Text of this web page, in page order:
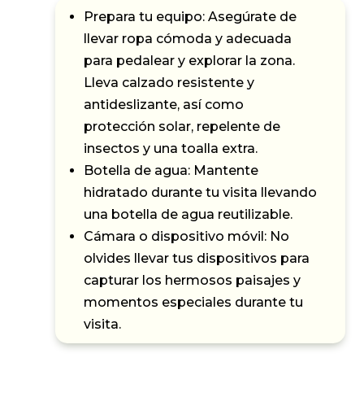
Prepara tu equipo: Asegúrate de
llevar ropa cómoda y adecuada
para pedalear y explorar la zona.
Lleva calzado resistente y
antideslizante, así como
protección solar, repelente de
insectos y una toalla extra.
Botella de agua: Mantente
hidratado durante tu visita llevando
una botella de agua reutilizable.
Cámara o dispositivo móvil: No
olvides llevar tus dispositivos para
capturar los hermosos paisajes y
momentos especiales durante tu
visita.